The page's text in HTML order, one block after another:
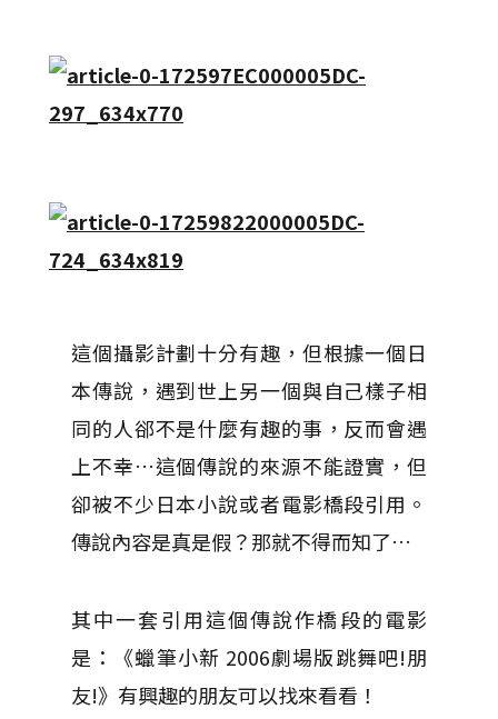
這個攝影計劃十分有趣，但根據一個日
本傳說，遇到世上另一個與自己樣子相
同的人郤不是什麼有趣的事，反而會遇
上不幸…這個傳說的來源不能證實，但
卻被不少日本小說或者電影橋段引用。
傳說內容是真是假？那就不得而知了…
其中一套引用這個傳說作橋段的電影
是：《蠟筆小新 2006劇場版跳舞吧!朋
友!》有興趣的朋友可以找來看看！